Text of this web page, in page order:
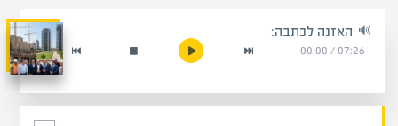
האזנה לכתבה:
07:26
/
00:00